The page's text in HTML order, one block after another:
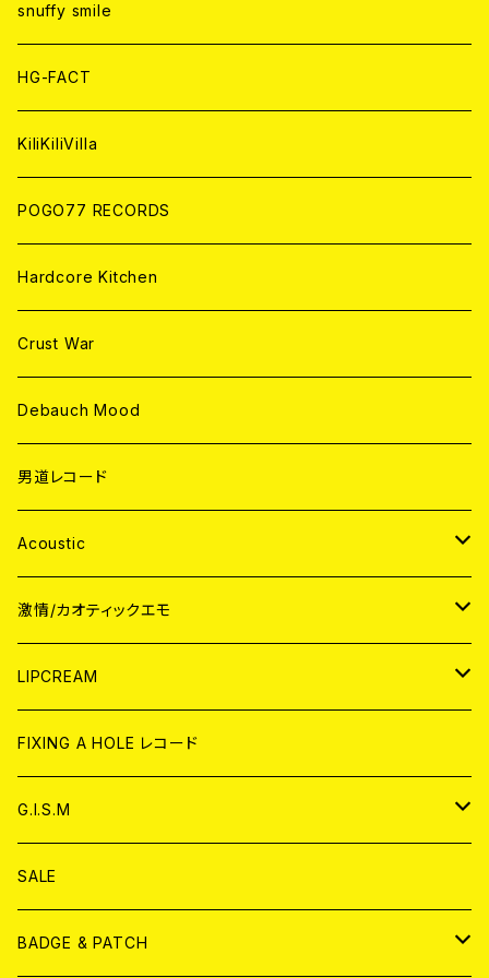
CD
ANALOG
CD
ANALOG
WORLD
CD
ANALOG
snuffy smile
HG-FACT
KiliKiliVilla
POGO77 RECORDS
Hardcore Kitchen
Crust War
Debauch Mood
男道レコード
Acoustic
JAPAN
CD
ANALOG
WORLD
CD
ANALOG
激情/カオティックエモ
JAPAN
CD
ANALOG
WORLD
CD
ANALOG
LIPCREAM
CD
アナログ
DVD
T-shirt & WEAR
FIXING A HOLE レコード
G.I.S.M
CD
ANALOG
SALE
BADGE & PATCH